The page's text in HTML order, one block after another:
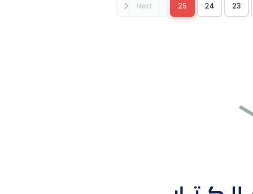
23
24
25
Next